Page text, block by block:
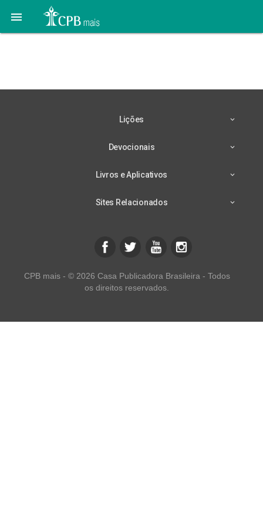

Lições
Devocionais
Livros e Aplicativos
Sites Relacionados
CPB mais - © 2026 Casa Publicadora Brasileira - Todos
os direitos reservados.